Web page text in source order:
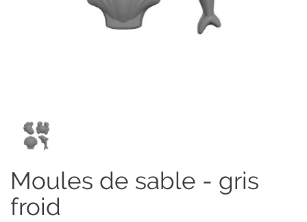
moules de sable - gris
froid